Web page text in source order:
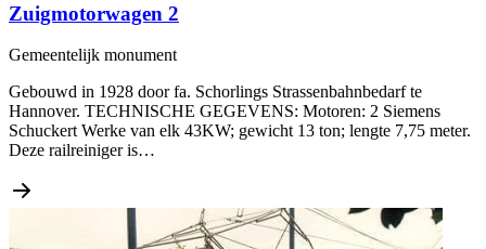
Zuigmotorwagen 2
Gemeentelijk monument
Gebouwd in 1928 door fa. Schorlings Strassenbahnbedarf te
Hannover. TECHNISCHE GEGEVENS: Motoren: 2 Siemens
Schuckert Werke van elk 43KW; gewicht 13 ton; lengte 7,75 meter.
Deze railreiniger is…